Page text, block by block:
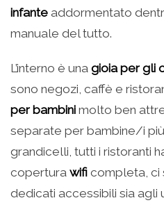
infante addormentato
manuale del tutto.
L’interno è una gioia per gli
sono negozi, caffè e
per bambini molto ben
separate per bambine/i
grandicelli, tutti i ristoranti
copertura wifi completa, ci
dedicati accessibili sia agli